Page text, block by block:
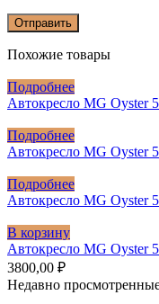
Похожие товары
Подробнее
Автокресло MG Oyster
Подробнее
Автокресло MG Oyster
Подробнее
Автокресло MG Oyster
В корзину
Автокресло MG Oyster
3800,00 ₽
Недавно